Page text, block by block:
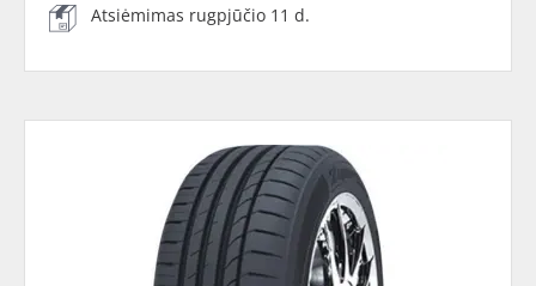
Atsiėmimas rugpjūčio 11 d.